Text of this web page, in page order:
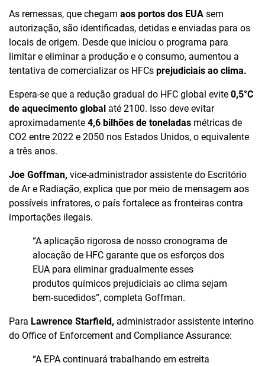
As remessas, que chegam aos portos dos EUA sem
autorização, são identificadas, detidas e enviadas para os
locais de origem. Desde que iniciou o programa para
limitar e eliminar a produção e o consumo, aumentou a
tentativa de comercializar os HFCs prejudiciais ao clima.
Espera-se que a redução gradual do HFC global evite 0,5°C
de aquecimento global até 2100. Isso deve evitar
aproximadamente 4,6 bilhões de toneladas métricas de
CO2 entre 2022 e 2050 nos Estados Unidos, o equivalente
a três anos.
Joe Goffman, vice-administrador assistente do Escritório
de Ar e Radiação, explica que por meio de mensagem aos
possíveis infratores, o país fortalece as fronteiras contra
importações ilegais.
“A aplicação rigorosa de nosso cronograma de
alocação de HFC garante que os esforços dos
EUA para eliminar gradualmente esses
produtos químicos prejudiciais ao clima sejam
bem-sucedidos”, completa Goffman.
Para Lawrence Starfield, administrador assistente interino
do Office of Enforcement and Compliance Assurance:
“A EPA continuará trabalhando em estreita